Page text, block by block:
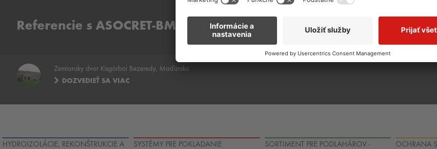
Referencie s ASOCRET-BM
Zemiansky dvor Kisgörboi Bezeredy, Maďarsko
DOZVEDIEŤ SA VIAC
HYDROIZOLÁCIE, REKONŠTRUKCIE A
SYSTÉMY PRE POKLADANIE
SORTIMENT PRE PODLAHÁROV -
OCHRANA